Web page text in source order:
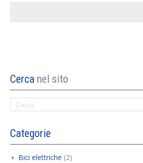
Cerca nel sito
Categorie
Bici elettriche (2)